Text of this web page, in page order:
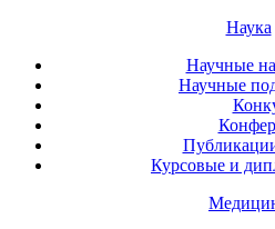
Наука
Научные
Научные
Курсовые и